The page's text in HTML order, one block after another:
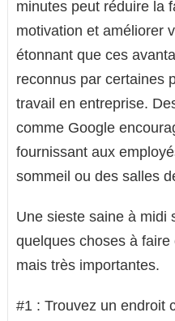
minutes peut réduire la
motivation et améliorer
étonnant que ces
reconnus par certaines
travail en entreprise.
comme Google
fournissant aux
sommeil ou des salles
Une sieste saine à midi
quelques choses à
mais très importantes.
#1 : Trouvez un endroit